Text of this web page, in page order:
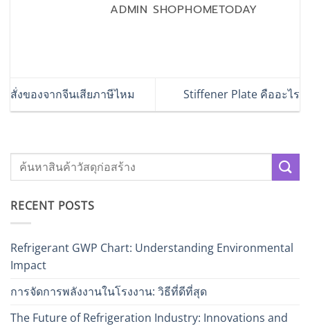
ADMIN SHOPHOMETODAY
สั่งของจากจีนเสียภาษีไหม Stiffener Plate คืออะไร
RECENT POSTS
Refrigerant GWP Chart: Understanding Environmental
Impact
การจัดการพลังงานในโรงงาน: วิธีที่ดีที่สุด
The Future of Refrigeration Industry: Innovations and